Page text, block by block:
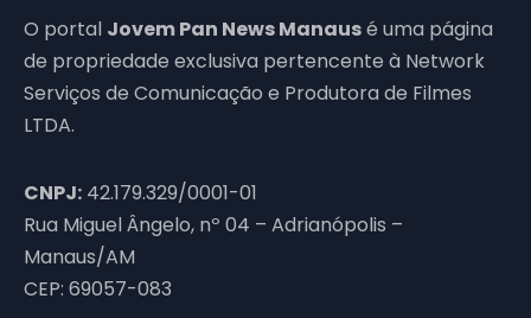
O portal Jovem Pan News Manausé uma página
de propriedade exclusiva pertencente à Network
Serviços de Comunicação e Produtora de Filmes
LTDA.
CNPJ: 42.179.329/0001-01
Rua Miguel Ângelo, nº 04 – Adrianópolis –
Manaus/AM
CEP: 69057-083